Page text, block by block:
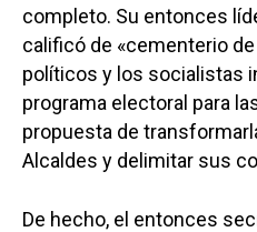
completo. Su entonces
calificó de «cementerio
políticos y los socialistas
programa electoral para
propuesta de
Alcaldes y delimitar sus
De hecho, el entonces